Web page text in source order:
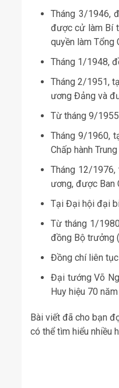
Tháng 3/1946,
được cử làm Bí
quyền làm Tổng
Tháng 1/1948,
Tháng 2/1951,
ương Đảng và
Từ tháng 9/
Tháng 9/1960,
Chấp hành
Tháng 12/
ương, được Ban
Tại Đại hội đại
Từ tháng 1/
đồng Bộ trưởng
Đồng chí liên
Đại tướng Võ
Huy hiệu 70
Bài viết đã cho bạn
có thể tìm hiểu nhiều